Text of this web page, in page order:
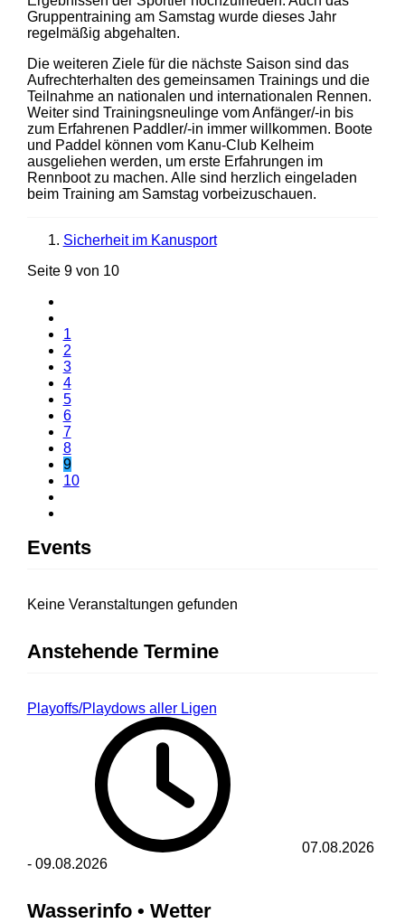
Gruppentraining am Samstag wurde dieses Jahr
regelmäßig abgehalten.
Die weiteren Ziele für die nächste Saison sind das
Aufrechterhalten des gemeinsamen Trainings und die
Teilnahme an nationalen und internationalen Rennen.
Weiter sind Trainingsneulinge vom Anfänger/-in bis
zum Erfahrenen Paddler/-in immer willkommen. Boote
und Paddel können vom Kanu-Club Kelheim
ausgeliehen werden, um erste Erfahrungen im
Rennboot zu machen. Alle sind herzlich eingeladen
beim Training am Samstag vorbeizuschauen.
Sicherheit im Kanusport
Seite 9 von 10
1
2
3
4
5
6
7
8
9
10
Events
Keine Veranstaltungen gefunden
Anstehende Termine
Playoffs/Playdows aller Ligen
07.08.2026
- 09.08.2026
Wasserinfo • Wetter